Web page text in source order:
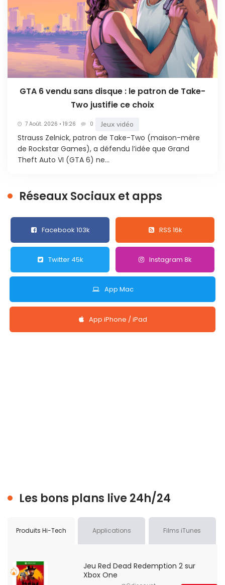
GTA 6 vendu sans disque : le patron de Take-
Two justifie ce choix
7 Août. 2026 • 19:26 0 Jeux vidéo
Strauss Zelnick, patron de Take-Two (maison-mère
de Rockstar Games), a défendu l’idée que Grand
Theft Auto VI (GTA 6) ne...
Réseaux Sociaux et apps
Facebook 103k RSS 16k
Twitter 45k Instagram 8k
App Mac
App iPhone / iPad
Les bons plans live 24h/24
Produits Hi-Tech Applications Films iTunes
Jeu Red Dead Redemption 2 sur
Xbox One